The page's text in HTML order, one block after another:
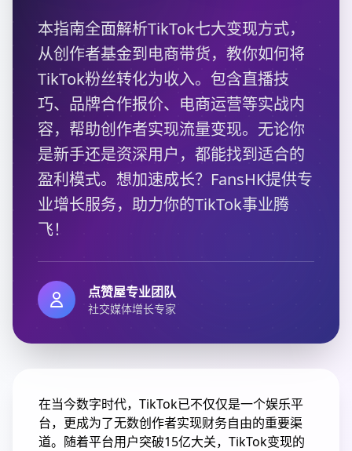
本指南全面解析TikTok七大变现方式，
从创作者基金到电商带货，教你如何将
TikTok粉丝转化为收入。包含直播技
巧、品牌合作报价、电商运营等实战内
容，帮助创作者实现流量变现。无论你
是新手还是资深用户，都能找到适合的
盈利模式。想加速成长？FansHK提供专
业增长服务，助力你的TikTok事业腾
飞！
点赞屋专业团队
社交媒体增长专家
在当今数字时代，TikTok已不仅仅是一个娱乐平
台，更成为了无数创作者实现财务自由的重要渠
道。随着平台用户突破15亿大关，TikTok变现的